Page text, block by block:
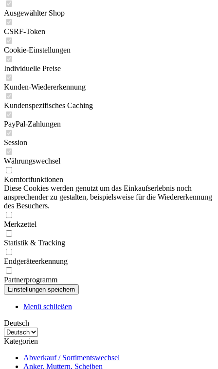
Ausgewählter Shop
CSRF-Token
Cookie-Einstellungen
Individuelle Preise
Kunden-Wiedererkennung
Kundenspezifisches Caching
PayPal-Zahlungen
Session
Währungswechsel
Komfortfunktionen
Diese Cookies werden genutzt um das Einkaufserlebnis noch
ansprechender zu gestalten, beispielsweise für die Wiedererkennung
des Besuchers.
Merkzettel
Statistik & Tracking
Endgeräteerkennung
Partnerprogramm
Menü schließen
Deutsch
Kategorien
Abverkauf / Sortimentswechsel
Anker, Muttern, Scheiben